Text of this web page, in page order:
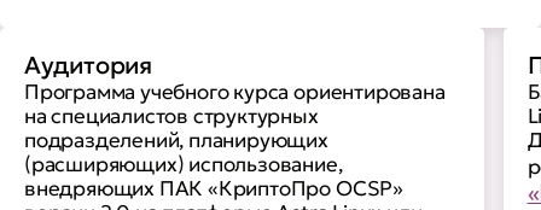
Аудитория
Программа учебного курса ориентирована
на специалистов структурных
подразделений, планирующих
(расширяющих) использование,
внедряющих ПАК «КриптоПро OCSP»